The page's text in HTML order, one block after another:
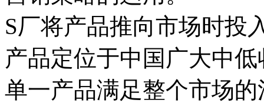
S厂将产品推向市场时投
产品定位于中国广大中
单一产品满足整个市场